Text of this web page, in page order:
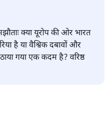
क्या यूरोप की ओर भारत
है या वैश्विक दबावों और
गया एक कदम है? वरिष्ठ